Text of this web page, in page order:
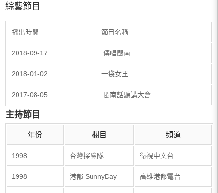
綜藝節目
​播出時間 ​節目名稱
​2018-09-17 ​ 傳唱閩南
​2018-01-02 ​一袋女王
​2017-08-05 ​ 閩南話聽講大會
主持節目
年份 欄目 頻道
1998 台灣探險隊 衛視中文台
1998 港都 SunnyDay 高雄港都電台